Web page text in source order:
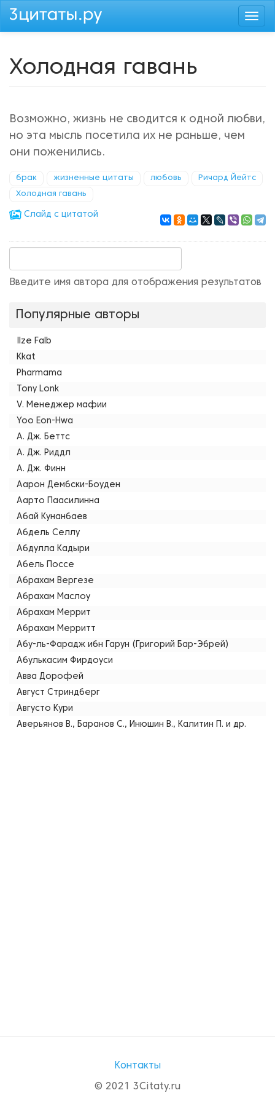
Перейти
Холодная гавань
Возможно, жизнь не сводится к одной любви,
но эта мысль посетила их не раньше, чем
они поженились.
брак жизненные цитаты любовь Ричард Йейтс
Холодная гавань
Cлайд с цитатой
Введите имя автора для отображения результатов
Популярные авторы
Ilze Falb
Kkat
Pharmama
Tony Lonk
V. Менеджер мафии
Yoo Eon-Hwa
А. Дж. Беттс
А. Дж. Риддл
А. Дж. Финн
Аарон Дембски-Боуден
Аарто Паасилинна
Абай Кунанбаев
Абдель Селлу
Абдулла Кадыри
Абель Поссе
Абрахам Вергезе
Абрахам Маслоу
Абрахам Меррит
Абрахам Мерритт
Абу-ль-Фарадж ибн Гарун (Григорий Бар-Эбрей)
Абулькасим Фирдоуси
Авва Дорофей
Август Стриндберг
Августо Кури
Аверьянов В., Баранов С., Инюшин В., Калитин П. и др.
Контакты
© 2021 3Citaty.ru